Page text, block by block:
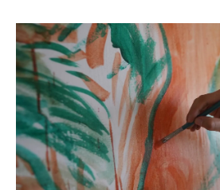
職場環境を活性化するための
風の時代にふさわしいオフィ
心とクリエイティビティを育
ィス空間
１ お問い合わせ
２ 作品のご相談・決定